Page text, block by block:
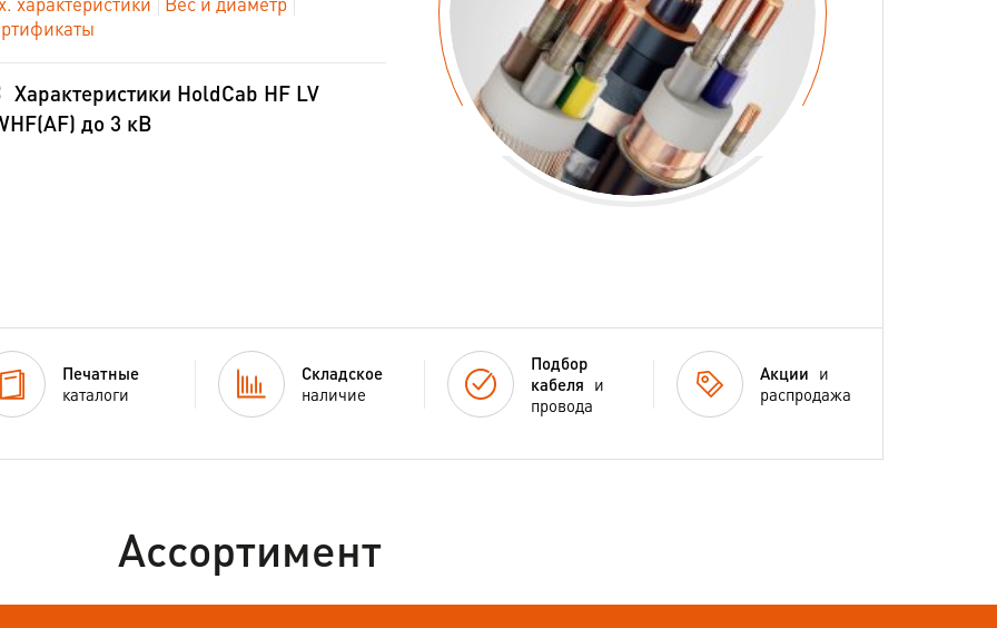
Характеристики HoldCab HF LV
до 3 кВ
Печатные
каталоги
Складское
наличие
Подбор
кабеля и
провода
Акции и
распродажа
Ассортимент